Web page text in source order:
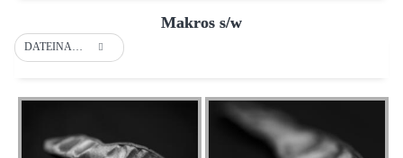
Makros s/w